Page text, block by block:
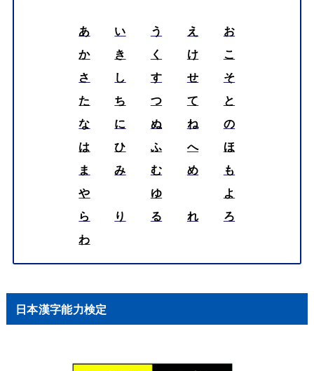
あ い う え
お
か
き く け
こ
さ
し す せ
そ
た
ち つ て
と
な
に ぬ ね
の
は
ひ ふ へ
ほ
ま
み む め
も
や
ゆ
よ
ら
り る れ
ろ
わ
日本漢字能力検定